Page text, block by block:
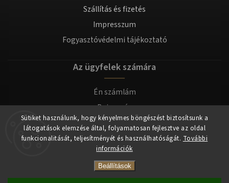
Sütiket használunk, hogy kényelmes böngészést biztosítsunk a
látogatások elemzése által, folyamatosan fejlesztve az oldal
funkcionalitását, teljesítményét és használhatóságát. További
információk
Beállítások
Szállítás és fizetés
Impresszum
Fogyasztóvédelmi tájékoztató
Az ügyfelek számára
Én számlám
Bejegyzés
Bejelentkezés
Copyright 2026tomilla.hu. Minden jog fenntartva.